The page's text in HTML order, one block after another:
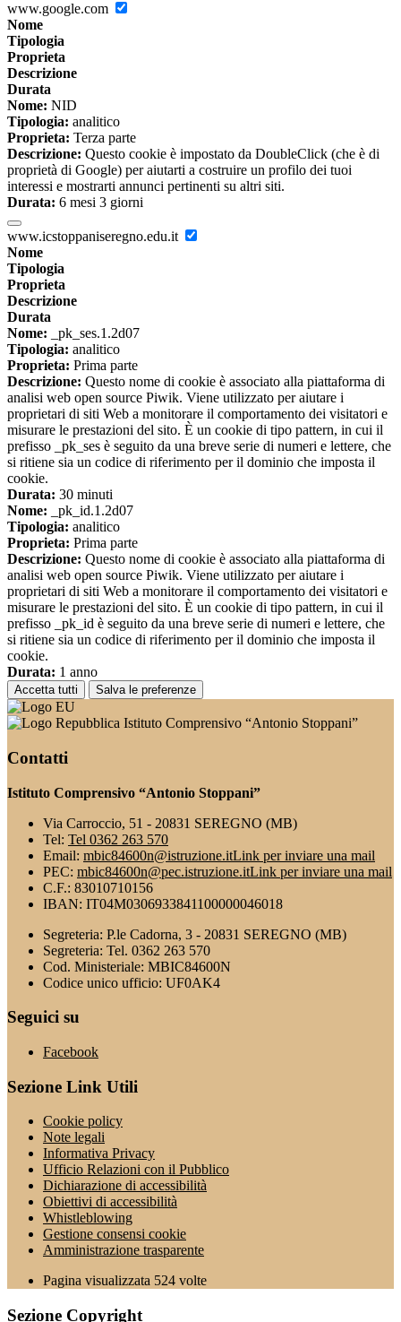
www.google.com
Nome
Tipologia
Proprieta
Descrizione
Durata
Nome: NID
Tipologia: analitico
Proprieta: Terza parte
Descrizione: Questo cookie è impostato da DoubleClick (che è di
proprietà di Google) per aiutarti a costruire un profilo dei tuoi
interessi e mostrarti annunci pertinenti su altri siti.
Durata: 6 mesi 3 giorni
www.icstoppaniseregno.edu.it
Nome
Tipologia
Proprieta
Descrizione
Durata
Nome: _pk_ses.1.2d07
Tipologia: analitico
Proprieta: Prima parte
Descrizione: Questo nome di cookie è associato alla piattaforma di
analisi web open source Piwik. Viene utilizzato per aiutare i
proprietari di siti Web a monitorare il comportamento dei visitatori e
misurare le prestazioni del sito. È un cookie di tipo pattern, in cui il
prefisso _pk_ses è seguito da una breve serie di numeri e lettere, che
si ritiene sia un codice di riferimento per il dominio che imposta il
cookie.
Durata: 30 minuti
Nome: _pk_id.1.2d07
Tipologia: analitico
Proprieta: Prima parte
Descrizione: Questo nome di cookie è associato alla piattaforma di
analisi web open source Piwik. Viene utilizzato per aiutare i
proprietari di siti Web a monitorare il comportamento dei visitatori e
misurare le prestazioni del sito. È un cookie di tipo pattern, in cui il
prefisso _pk_id è seguito da una breve serie di numeri e lettere, che
si ritiene sia un codice di riferimento per il dominio che imposta il
cookie.
Durata: 1 anno
Accetta tutti Salva le preferenze
Istituto Comprensivo “Antonio Stoppani”
Contatti
Istituto Comprensivo “Antonio Stoppani”
Via Carroccio, 51 - 20831 SEREGNO (MB)
Tel: Tel 0362 263 570
Email: mbic84600n@istruzione.itLink per inviare una mail
PEC: mbic84600n@pec.istruzione.itLink per inviare una mail
C.F.: 83010710156
IBAN: IT04M0306933841100000046018
Segreteria: P.le Cadorna, 3 - 20831 SEREGNO (MB)
Segreteria: Tel. 0362 263 570
Cod. Ministeriale: MBIC84600N
Codice unico ufficio: UF0AK4
Seguici su
Facebook
Sezione Link Utili
Cookie policy
Note legali
Informativa Privacy
Ufficio Relazioni con il Pubblico
Dichiarazione di accessibilità
Obiettivi di accessibilità
Whistleblowing
Gestione consensi cookie
Amministrazione trasparente
Pagina visualizzata 524 volte
Sezione Copyright